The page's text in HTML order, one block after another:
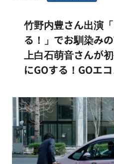
竹野内豊さん出演
る！」でお馴染み
上白石萌音さんが
にGOする！GOエ